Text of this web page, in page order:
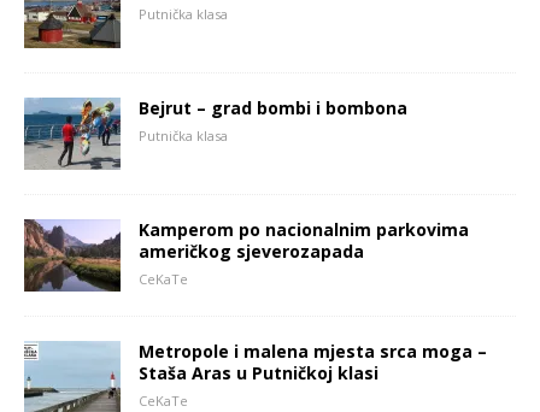
Putnička klasa
Bejrut – grad bombi i bombona
Putnička klasa
Kamperom po nacionalnim parkovima
američkog sjeverozapada
CeKaTe
Metropole i malena mjesta srca moga –
Staša Aras u Putničkoj klasi
CeKaTe